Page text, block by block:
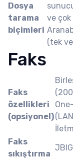
Dosya
tarama
biçimleri
ve çok
(tek
Faks
Faks
özellikleri
(opsiyonel)
Faks
sıkıştırma